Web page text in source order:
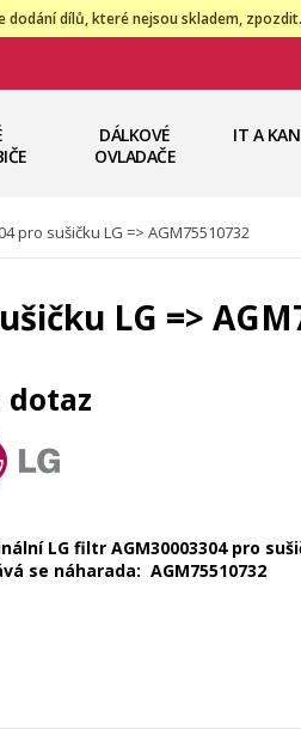
dodání dílů, které nejsou skladem,
DÁLKOVÉ
OVLADAČE
IT A
pro sušičku LG => AGM75510732
LG =>
dotaz
LG filtr AGM30003304 pro
se náharada: AGM75510732